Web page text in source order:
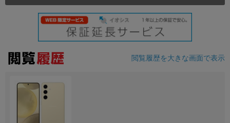
閲覧履歴を大きな画面で表示
円 ～ 円